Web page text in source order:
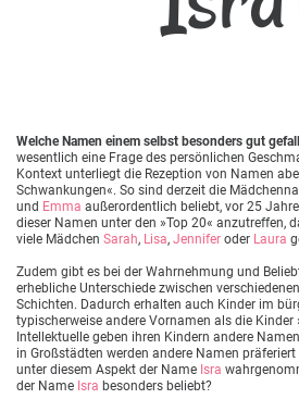
Welche Namen einem selbst besonders gut
wesentlich eine Frage des persönlichen
Kontext unterliegt die Rezeption von Namen
Schwankungen«. So sind derzeit die
und Emma außerordentlich beliebt, vor 25
dieser Namen unter den »Top 20« anzutreffen,
viele Mädchen Sarah, Lisa, Jennifer oder Laura
Zudem gibt es bei der Wahrnehmung und
erhebliche Unterschiede zwischen
Schichten. Dadurch erhalten auch Kinder im
typischerweise andere Vornamen als die Kinder
Intellektuelle geben ihren Kindern andere
in Großstädten werden andere Namen
unter diesem Aspekt der Name Isra
der Name Isra besonders beliebt?